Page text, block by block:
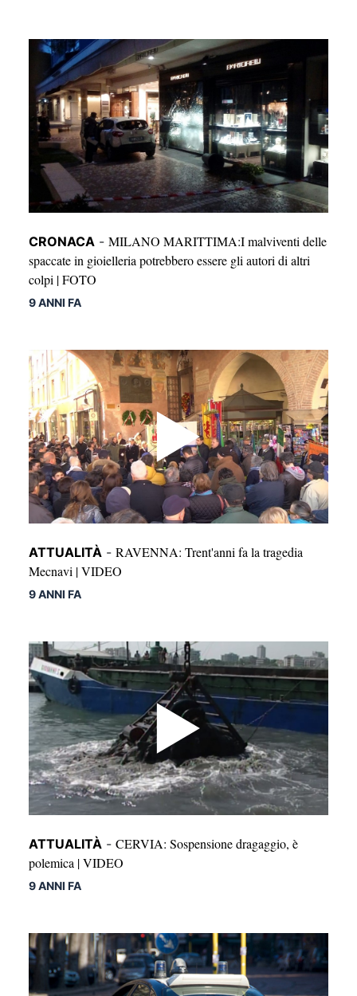
CRONACA - MILANO MARITTIMA:I malviventi delle
spaccate in gioielleria potrebbero essere gli autori di altri
colpi | FOTO
9 ANNI FA
ATTUALITÀ - RAVENNA: Trent'anni fa la tragedia
Mecnavi | VIDEO
9 ANNI FA
ATTUALITÀ - CERVIA: Sospensione dragaggio, è
polemica | VIDEO
9 ANNI FA